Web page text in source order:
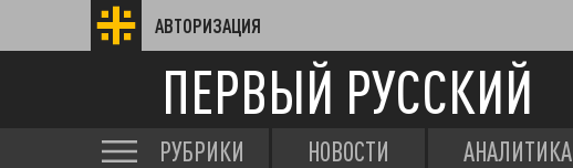
АВТОРИЗАЦИЯ
ПЕРВЫЙ РУССКИЙ
РУБРИКИ НОВОСТИ АНАЛИТИКА